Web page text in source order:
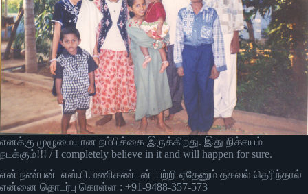
எனக்கு முழுமையான நம்பிக்கை இருக்கிறது. இது நிச்சயம்
நடக்கும்!!! / I completely believe in it and will happen for sure.
என் நண்பன் எஸ்.பி.மணிகண்டன் பற்றி ஏதேனும் தகவல் தெரிந்தால்
என்னை தொடர்பு கொள்ள : +91-9488-357-573